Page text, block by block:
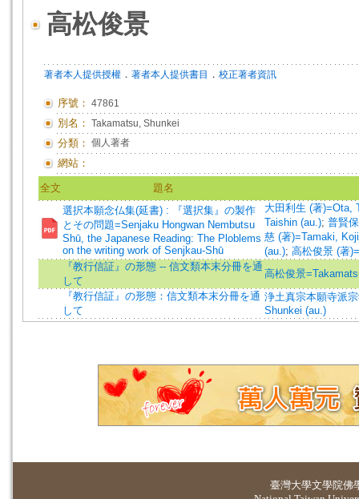
高松俊景
著者本人提供授權 ． 著者本人提供書目 ． 校正著者資訊
序號： 47861
別名： Takamatsu, Shunkei
分類： 個人著者
網站：
全文
題名
選択本願念仏集(延書) : 『選択集』の製作
とその問題=Senjaku Hongwan Nembutsu
Shū, the Japanese Reading: The Ploblems
on the writing work of Senjkau-Shū
大田利生 (著)=Ota,
Taishin (au.); 普賢
慈 (著)=Tamaki,
(au.); 高松俊景 (著
『教行信証』の形態 -- 信文類本末分冊を通
して
高松俊景
『教行信証』の形態：信文類本末分冊を通
して
浄土真宗本願寺派
Shunkei (au.)
臺灣大學文學院佛